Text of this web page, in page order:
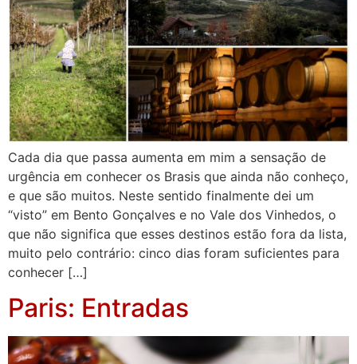
Cada dia que passa aumenta em mim a sensação de
urgência em conhecer os Brasis que ainda não conheço,
e que são muitos. Neste sentido finalmente dei um
“visto” em Bento Gonçalves e no Vale dos Vinhedos, o
que não significa que esses destinos estão fora da lista,
muito pelo contrário: cinco dias foram suficientes para
conhecer […]
Paris: Entradas